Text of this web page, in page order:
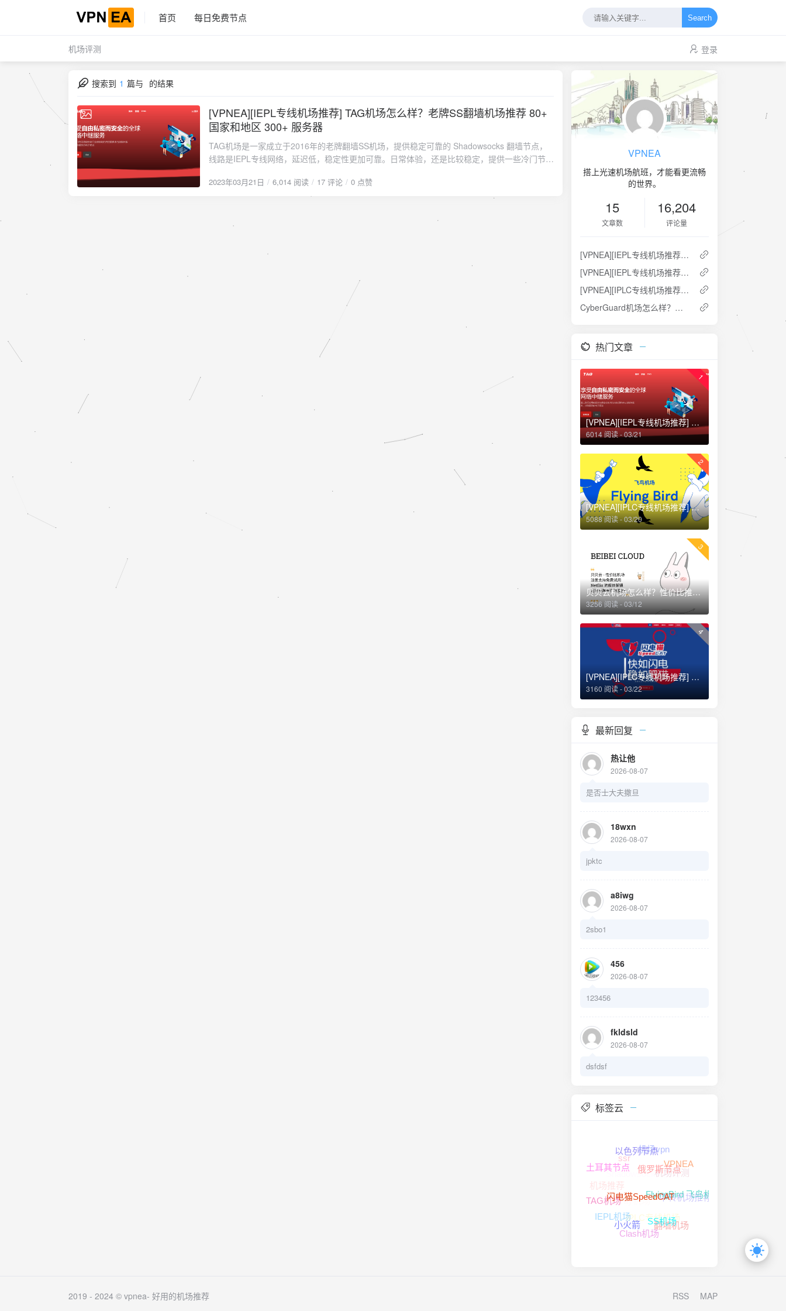
首页 每日免费节点 Search
机场评测 登录
搜索到 1 篇与 的结果
2023-03-21
[VPNEA][IEPL专线机场推荐] TAG机场怎么样？老牌SS翻墙机场推荐 80+
国家和地区 300+ 服务器
TAG机场是一家成立于2016年的老牌翻墙SS机场，提供稳定可靠的 Shadowsocks 翻墙节点，
线路是IEPL专线网络，延迟低，稳定性更加可靠。日常体验，还是比较稳定，提供一些冷门节
2023年03月21日 6,014 阅读 17 评论 0 点赞
VPNEA
搭上光速机场航班，才能看更流畅
的世界。
15
文章数
16,204
评论量
[VPNEA][IEPL专线机场推荐] TAG机场怎么样？老牌SS翻墙机场推荐 80+ 国家和地区 300+ 服务器
[VPNEA][IEPL专线机场推荐] WgetCloud全球加速怎么样？高端Shadowsocks专线机场中的佼佼者
[VPNEA][IPLC专线机场推荐] Fastlink机场怎么样？优质高速稳定V2Ray机场推荐 CN2/BGP隧道中转 全BGP隧道中转和IPLC专线
CyberGuard机场怎么样？机场评测+专线机场推荐
热门文章
1
[VPNEA][IEPL专线机场推荐] TAG机场怎么样？老牌SS翻墙机场推荐 80+ 国家和地区 300+ 服务器
6014 阅读 - 03/21
2
[VPNEA][IPLC专线机场推荐] FlyingBird 飞鸟机场怎么样？优质高速稳定SS/V2Ray机场推荐
5088 阅读 - 03/20
3
贝贝云机场怎么样？性价比推荐评测
3256 阅读 - 03/12
4
[VPNEA][IPLC专线机场推荐] 闪电猫SpeedCAT机场怎么样？新晋 Shadowsocks 机场 IPLC专线机场节点 官网推荐评测
3160 阅读 - 03/22
最新回复
热让他
2026-08-07
是否士大夫撒旦
18wxn
2026-08-07
jpktc
a8iwg
2026-08-07
2sbo1
456
2026-08-07
123456
fkldsld
2026-08-07
dsfdsf
标签云
IPLC专线机场
V2ray机场
Shadowsocks 机场
机场评测
中转机场推荐
翻墙机场
Clash机场
IEPL机场
机场推荐
ssr
机场vpn
VPNEA
FlyingBird 飞鸟机场
SS机场
小火箭
TAG机场
土耳其节点
以色列节点
俄罗斯节点
闪电猫SpeedCAT
2019 - 2024 © vpnea- 好用的机场推荐 RSS MAP